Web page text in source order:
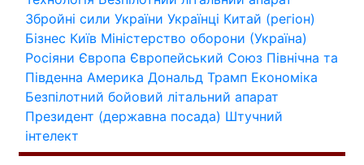
Збройні сили України Українці Китай (регіон)
Бізнес Київ Міністерство оборони (Україна)
Росіяни Європа Європейський Союз Північна та
Південна Америка Дональд Трамп Економіка
Безпілотний бойовий літальний апарат
Президент (державна посада) Штучний
інтелект